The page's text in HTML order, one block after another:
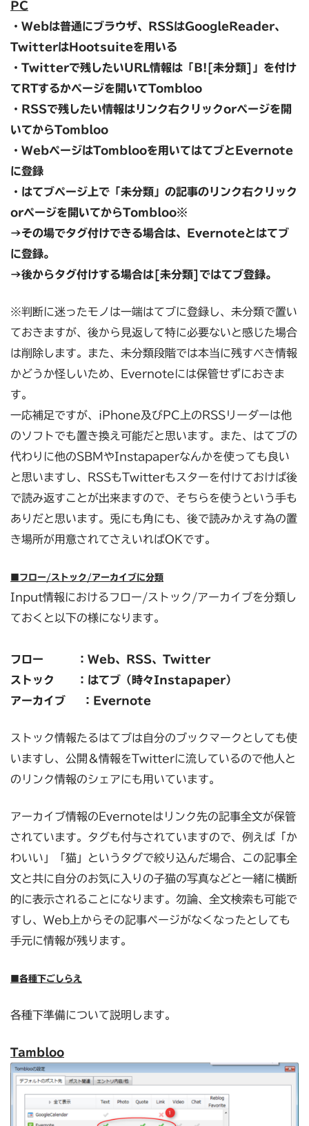
PC
・Webは普通にブラウザ、RSSはGoogleReader、
Twitterは Hootsuiteを用いる
・Twitterで残したいURL情報は 「B![未分類]」を付け
てRTするかページを開いてTombloo
・RSSで残したい情報はリンク右クリックorページを開
いてからTombloo
・WebページはTomblooを用いてはてブとEvernote
に登録
・はてブページ上で 「未分類」の記事のリンク右クリック
orページを開いてからTombloo※
→その場でタグ付けできる場合は、Evernoteとはてブ
に登録。
→後からタグ付けする場合は[未分類]ではてブ登録。
※判断に迷ったモノは一端はてブに登録し、未分類で置い
ておきますが、後から見返して特に必要ないと感じた場合
は削除します。また、未分類段階では本当に残すべき情報
かどうか怪しいため、Evernoteには保管せずにおきま
す。
一応補足ですが、iPhone及びPC上のRSSリーダーは他
のソフトでも置き換え可能だと思います。また、はてブの
代わりに他のSBMやInstapaperなんかを使っても良い
と思いますし、RSSもTwitterもスターを付けておけば後
で読み返すことが出来ますので、そちらを使うという手も
ありだと思います。兎にも角にも、後で読みかえす為の置
き場所が用意されてさえいればOKです。
■フロー/ストック/アーカイブに分類
Input情報におけるフロー/ストック/アーカイブを分類し
ておくと以下の様になります。
フロー ：Web、RSS、Twitter
ストック ：はてブ（時々Instapaper）
アーカイブ ：Evernote
ストック情報たるはてブは自分のブックマークとしても使
いますし、公開＆情報をTwitterに流しているので他人と
のリンク情報のシェアにも用いています。
アーカイブ情報のEvernoteはリンク先の記事全文が保管
されています。タグも付与されていますので、例えば「か
わいい」「猫」というタグで絞り込んだ場合、この記事全
文と共に自分のお気に入りの子猫の写真などと一緒に横断
的に表示されることになります。勿論、全文検索も可能で
すし、Web上からその記事ページがなくなったとしても
手元に情報が残ります。
■各種下ごしらえ
各種下準備について説明します。
Tambloo